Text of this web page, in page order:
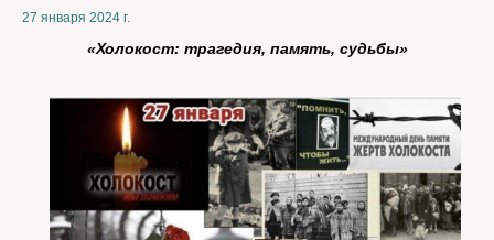
27 января 2024 г.
«Холокост: трагедия, память, судьбы»